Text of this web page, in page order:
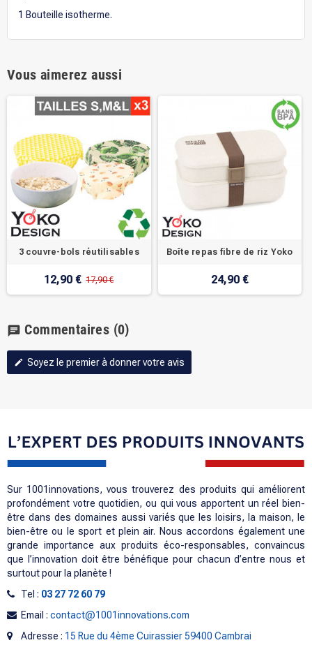
1 Bouteille isotherme.
Vous aimerez aussi
3 couvre-bols réutilisables
12,90 € 17,90 €
Boîte repas fibre de riz Yoko
24,90 €
chat Commentaires (0)
edit Soyez le premier à donner votre avis
Sur 1001innovations, vous trouverez des produits qui améliorent
profondément votre quotidien, ou qui vous apportent un réel bien-
être dans des domaines aussi variés que les loisirs, la maison, le
bien-être ou le sport et plein air. Nous accordons également une
grande importance aux produits éco-responsables, convaincus
que l’innovation doit être bénéfique pour chacun d’entre nous et
surtout pour la planète !
Tel : 03 27 72 60 79
Email : contact@1001innovations.com
Adresse : 15 Rue du 4ème Cuirassier 59400 Cambrai